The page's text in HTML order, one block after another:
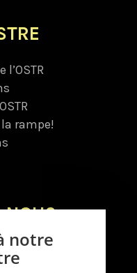
rampe!
NOUS
notre